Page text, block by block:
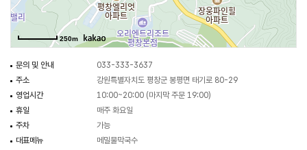
250m
문의 및 안내
033-333-3637
주소
강원특별자치도 평창군 봉평면 태기로 80-29
영업시간
10:00~20:00 (마지막 주문 19:00)
휴일
매주 화요일
주차
가능
대표메뉴
메밀물막국수